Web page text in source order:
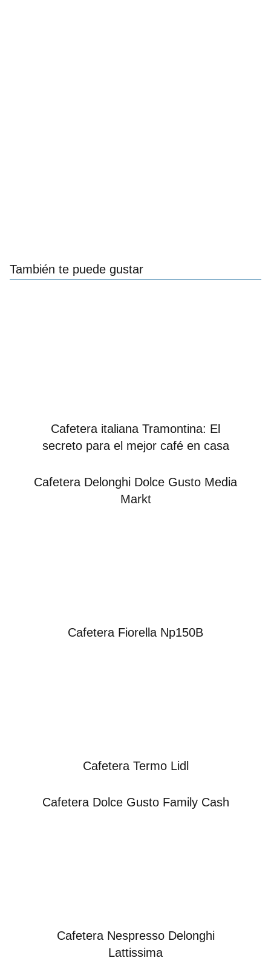
También te puede gustar
Cafetera italiana Tramontina: El
secreto para el mejor café en casa
Cafetera Delonghi Dolce Gusto Media
Markt
Cafetera Fiorella Np150B
Cafetera Termo Lidl
Cafetera Dolce Gusto Family Cash
Cafetera Nespresso Delonghi
Lattissima